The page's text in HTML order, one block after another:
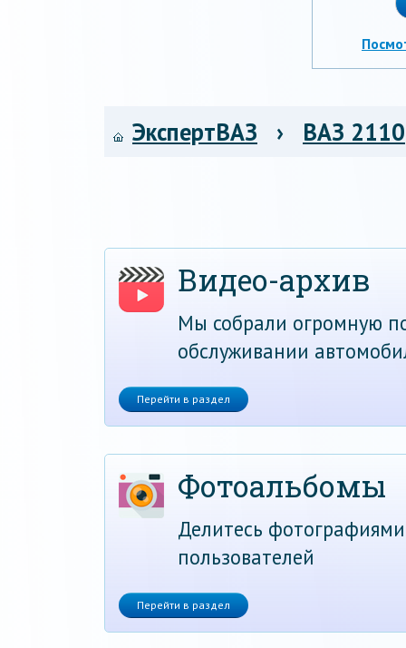
ЭкспертВАЗ › ВАЗ 2110
Видео-архив
Мы собрали огромную
обслуживании
Перейти в раздел
Фотоальбомы
Делитесь
пользователей
Перейти в раздел